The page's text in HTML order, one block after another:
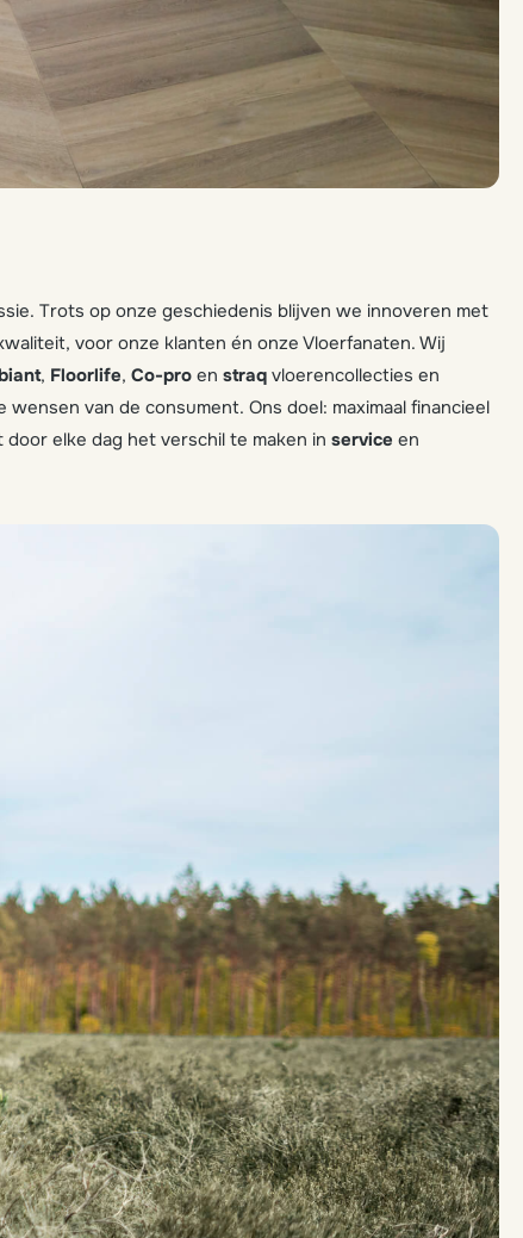
Trots op onze geschiedenis blijven we innoveren met
voor onze klanten én onze Vloerfanaten. Wij
, Floorlife, Co-pro en straq vloerencollecties en
van de consument. Ons doel: maximaal financieel
elke dag het verschil te maken in service en